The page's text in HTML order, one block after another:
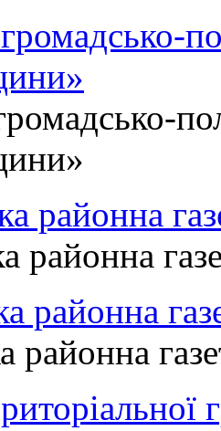
районна
районна
районна
районна